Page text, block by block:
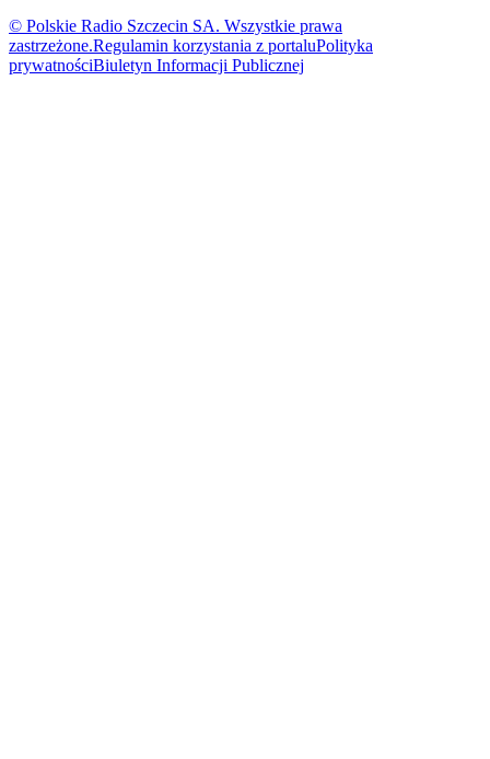
© Polskie Radio Szczecin SA. Wszystkie prawa
zastrzeżone.Regulamin korzystania z portaluPolityka
prywatnościBiuletyn Informacji Publicznej